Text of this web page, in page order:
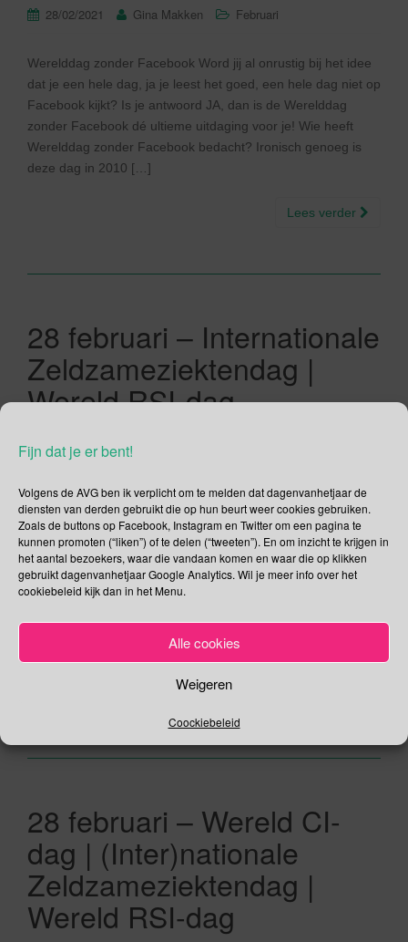
Fijn dat je er bent!
Volgens de AVG ben ik verplicht om te melden dat dagenvanhetjaar de
diensten van derden gebruikt die op hun beurt weer cookies gebruiken.
Zoals de buttons op Facebook, Instagram en Twitter om een pagina te
kunnen promoten (“liken”) of te delen (“tweeten”). En om inzicht te krijgen in
het aantal bezoekers, waar die vandaan komen en waar die op klikken
gebruikt dagenvanhetjaar Google Analytics. Wil je meer info over het
cookiebeleid kijk dan in het Menu.
Alle cookies
Weigeren
Coockiebeleid
28/02/2021 Gina Makken Februari
Werelddag zonder Facebook Word jij al onrustig bij het idee
dat je een hele dag, ja je leest het goed, een hele dag niet op
Facebook kijkt? Is je antwoord JA, dan is de Werelddag
zonder Facebook dé ultieme uitdaging voor je! Wie heeft
Werelddag zonder Facebook bedacht? Ironisch genoeg is
deze dag in 2010 […]
Lees verder
28 februari – Internationale
Zeldzameziektendag |
Wereld RSI-dag
Februari
12 editie Internationale Zeldzameziektendag Het thema van
de 12e editie van Rare Disease Day “Bridging health and
social care” staat voor een betere afstemming tussen
medische, sociale en ondersteunende diensten. Buiten het
ziek zijn staan mensen met een zeldzame chronische,
28 februari – Wereld CI-
dag | (Inter)nationale
Zeldzameziektendag |
Wereld RSI-dag